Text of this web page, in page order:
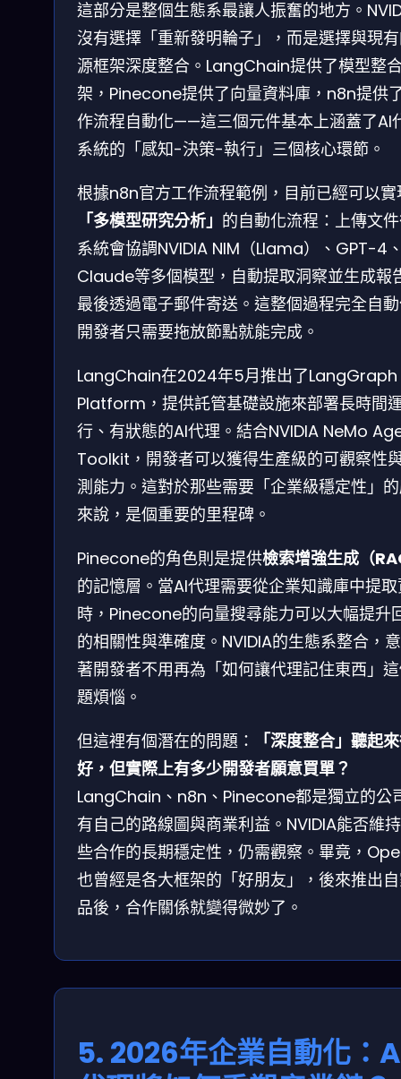
這部分是整個生態系最讓人振奮的地方。
沒有選擇「重新發明輪子」，而是選擇與現
源框架深度整合。LangChain提供了模型整
架，Pinecone提供了向量資料庫，n8n提供
作流程自動化——這三個元件基本上涵蓋了AI
系統的「感知-決策-執行」三個核心環節。
根據n8n官方工作流程範例，目前已經可以實
「多模型研究分析」 的自動化流程：上傳文
系統會協調NVIDIA NIM（Llama）、GPT-4
Claude等多個模型，自動提取洞察並生成報
最後透過電子郵件寄送。這整個過程完全自
開發者只需要拖放節點就能完成。
LangChain在2024年5月推出了LangGraph
Platform，提供託管基礎設施來部署長時間
行、有狀態的AI代理。結合NVIDIA NeMo
Toolkit，開發者可以獲得生產級的可觀察性
測能力。這對於那些需要「企業級穩定性」
來說，是個重要的里程碑。
Pinecone的角色則是提供檢索增強生成（
的記憶層。當AI代理需要從企業知識庫中提
時，Pinecone的向量搜尋能力可以大幅提升
的相關性與準確度。NVIDIA的生態系整合，
著開發者不用再為「如何讓代理記住東西」
題煩惱。
但這裡有個潛在的問題：
「深度整合」聽起
好，但實際上有多少開發者願意買單？
LangChain、n8n、Pinecone都是獨立的公
有自己的路線圖與商業利益。NVIDIA能否維
些合作的長期穩定性，仍需觀察。畢竟，
也曾經是各大框架的「好朋友」，後來推出
品後，合作關係就變得微妙了。
5. 2026年企業自動化：